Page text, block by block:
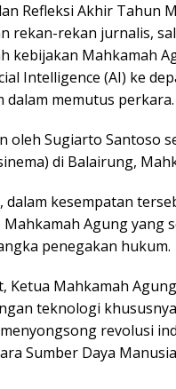
Refleksi Akhir Tahun
rekan-rekan jurnalis,
kebijakan Mahkamah
Intelligence (AI) ke
dalam memutus perkara.
oleh Sugiarto Santoso
di Balairung,
kesempatan
Agung yang
penegakan hukum.
Mahkamah
teknologi
revolusi
Sumber Daya